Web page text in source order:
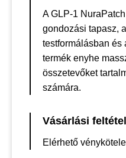
A GLP-1
gondozási tapasz,
testformálásban és
termék enyhe
összetevőket
számára.
Vásárlási
Elérhető